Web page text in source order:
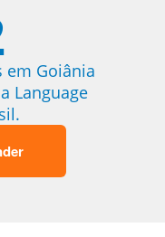
em Goiânia
Language